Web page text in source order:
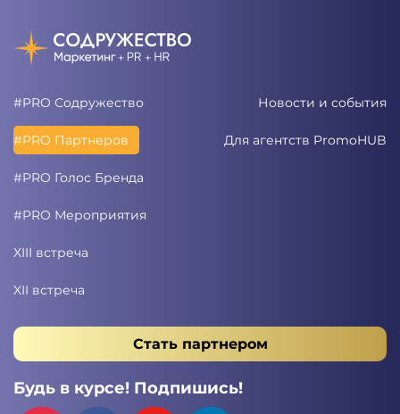
#PRO Содружество
#PRO Партнеров
#PRO Голос Бренда
#PRO Мероприятия
XIII встреча
XII встреча
Новости и события
Для агентств PromoHUB
Стать партнером
Будь в курсе! Подпишись!